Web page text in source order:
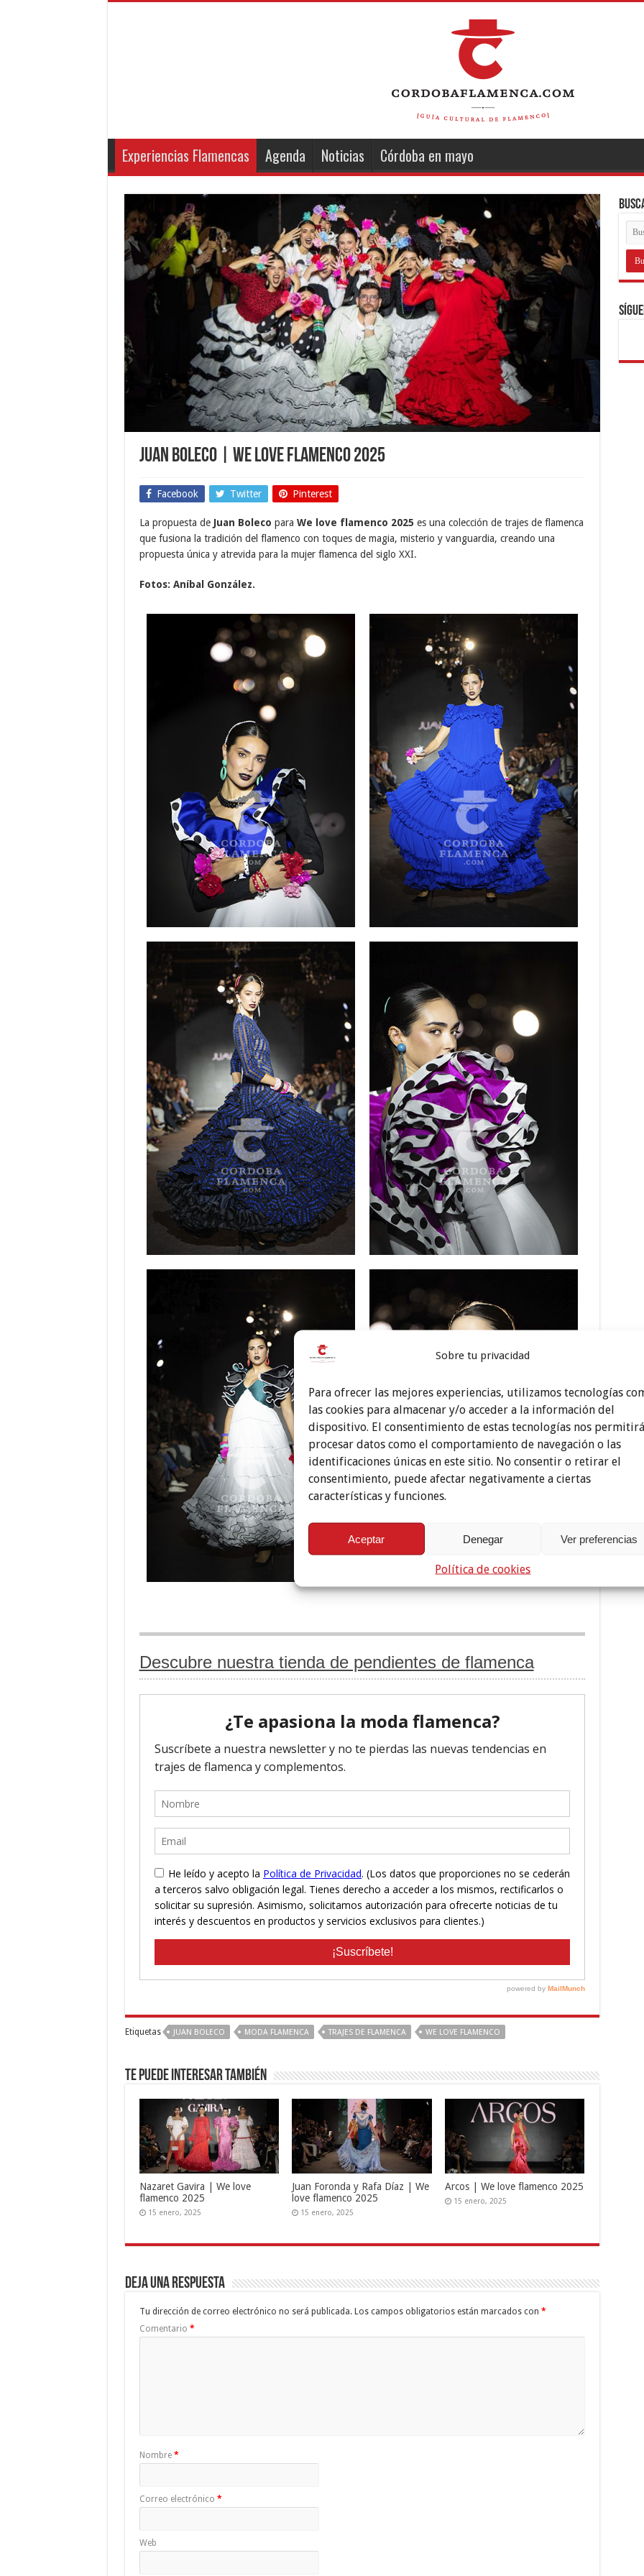
Sobre tu privacidad
Para ofrecer las mejores experiencias, utilizamos tecnologías
las cookies para almacenar y/o acceder a la información del
dispositivo. El consentimiento de estas tecnologías nos permitirá
procesar datos como el comportamiento de navegación o las
identificaciones únicas en este sitio. No consentir o retirar el
consentimiento, puede afectar negativamente a ciertas
características y funciones.
Aceptar Denegar Ver preferencias
Política de cookies
Experiencias Flamencas Agenda Noticias Córdoba en mayo
Juan Boleco | We love flamenco 2025
Facebook Twitter Pinterest
La propuesta deJuan Boleco para We love flamenco 2025 es una colección de trajes de flamenca
que fusiona la tradición del flamenco con toques de magia, misterio y vanguardia, creando una
propuesta única y atrevida para la mujer flamenca del siglo XXI.
Fotos: Aníbal González.
Descubre nuestra tienda de pendientes de flamenca
Etiquetas JUAN BOLECO MODA FLAMENCA TRAJES DE FLAMENCA WE LOVE FLAMENCO
Te puede interesar también
Nazaret Gavira | We love
flamenco 2025
15 enero, 2025
Juan Foronda y Rafa Díaz | We
love flamenco 2025
15 enero, 2025
Arcos | We love flamenco 2025
15 enero, 2025
Deja una respuesta
Tu dirección de correo electrónico no será publicada. Los campos obligatorios están marcados con *
Comentario *
Nombre *
Correo electrónico *
Web